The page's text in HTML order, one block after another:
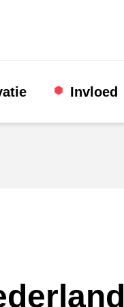
Invloed